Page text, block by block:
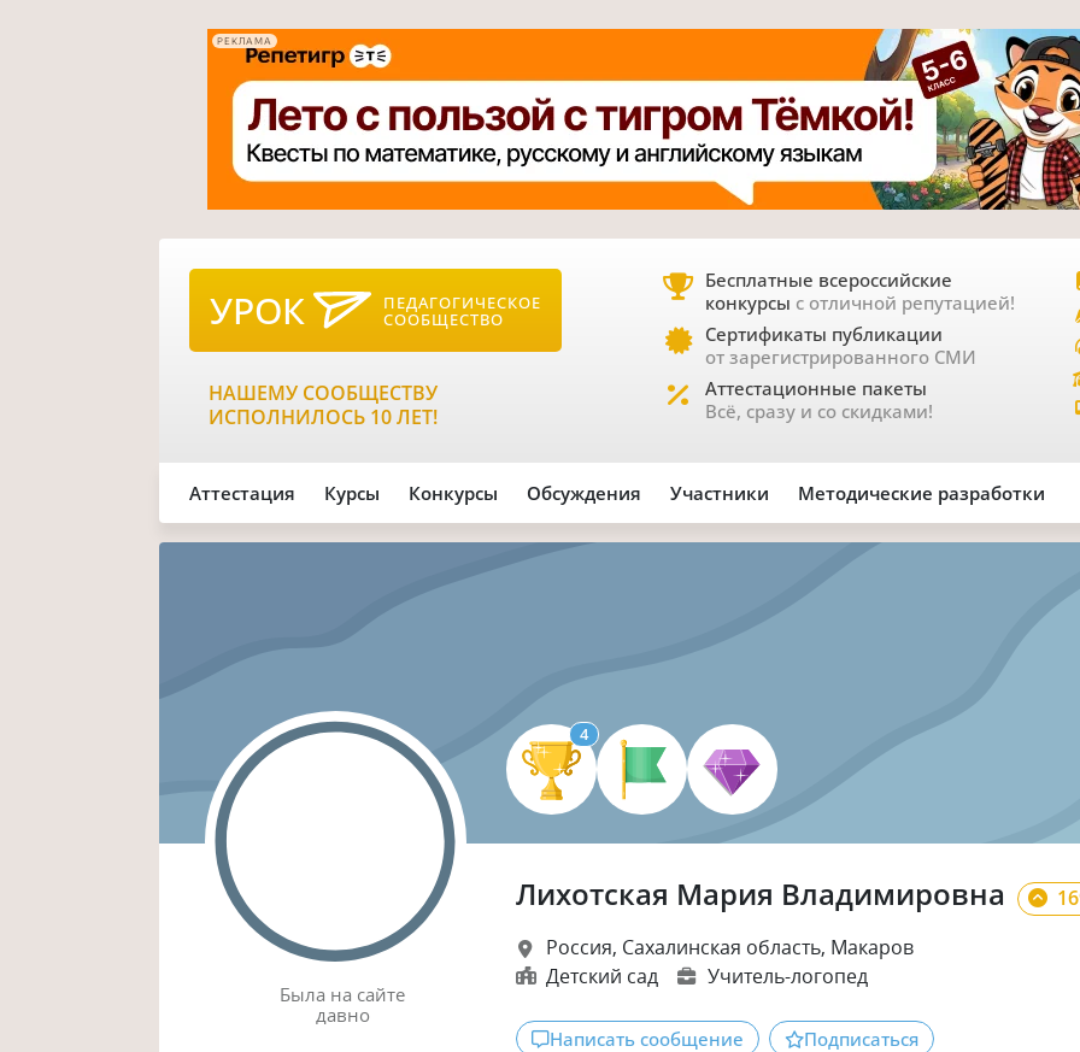
РЕКЛАМА
УРОК ПЕДАГОГИЧЕСКОЕ
СООБЩЕСТВО
НАШЕМУ СООБЩЕСТВУ
ИСПОЛНИЛОСЬ 10 ЛЕТ!
Бесплатные всероссийские
конкурсы с отличной репутацией!
Сертификаты публикации
от зарегистрированного СМИ
Аттестационные пакеты
Всё, сразу и со скидками!
Аттестация Курсы Конкурсы Обсуждения Участники Методические разработки
4
Была на сайте
давно
Лихотская Мария Владимировна
Россия, Сахалинская область, Макаров
Детский сад
Учитель-логопед
Написать сообщение Подписаться